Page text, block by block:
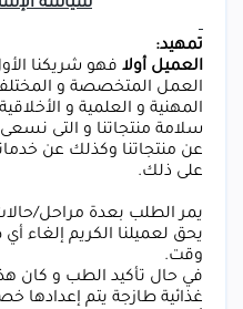
سياسة
تمهيد:
العميل أولا فهو شريكنا
العمل المتخصصة و المختلفة
المهنية و العلمية و
سلامة منتجاتنا و التى
عن منتجاتنا وكذلك عن
على ذلك.
يمر الطلب بعدة مراحل/
يحق لعميلنا الكريم إلغاء
وقت.
في حال تأكيد الطب و كان
غذائية طازجة يتم إعدادها